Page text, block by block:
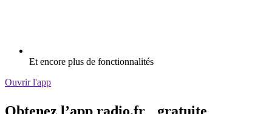
Et encore plus de fonctionnalités
Ouvrir l'app